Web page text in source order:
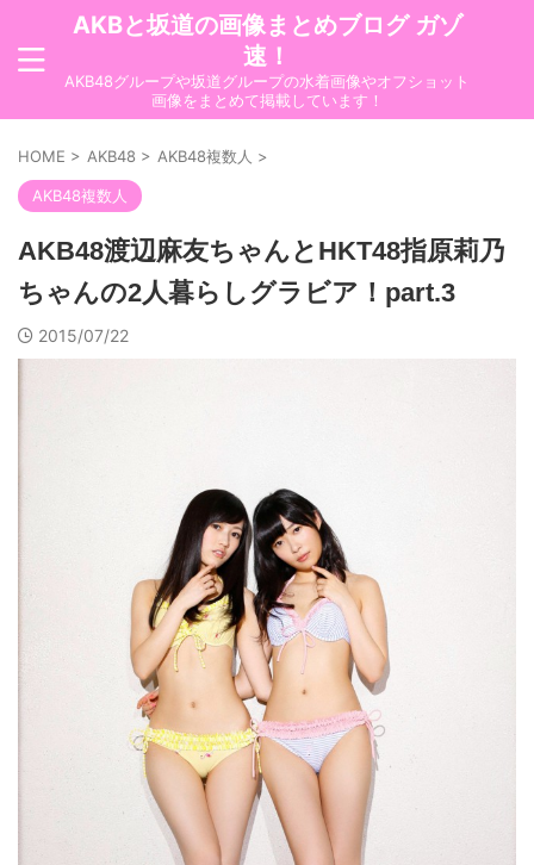
AKBと坂道の画像まとめブログ ガゾ
速！
AKB48グループや坂道グループの水着画像やオフショット
画像をまとめて掲載しています！
HOME > AKB48 > AKB48複数人 >
AKB48複数人
AKB48渡辺麻友ちゃんとHKT48指原莉乃
ちゃんの2人暮らしグラビア！part.3
2015/07/22